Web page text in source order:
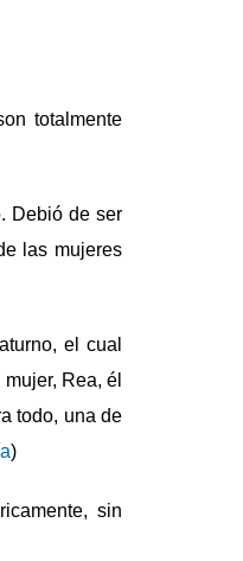
totalmente
Debió de ser
las mujeres
el cual
Rea, él
todo, una de
)
sin